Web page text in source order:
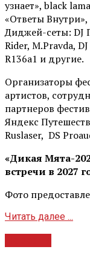
узнает», black
«Ответы
Диджей-сеты: DJ
Rider, М.Pravda,
R136a1 и другие.
Организаторы
артистов,
партнеров
Яндекс
Ruslaser, DS
«Дикая Мята-
встречи в 2027
Фото
Читать далее ...